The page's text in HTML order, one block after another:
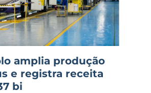
amplia produção
e registra receita
bi